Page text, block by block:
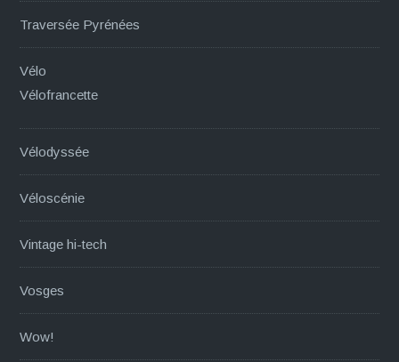
Traversée Pyrénées
Vélo
Vélofrancette
Vélodyssée
Véloscénie
Vintage hi-tech
Vosges
Wow!